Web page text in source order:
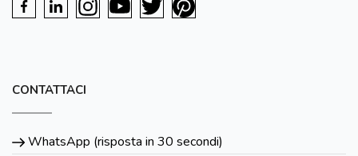
CONTATTACI
WhatsApp (risposta in 30 secondi)